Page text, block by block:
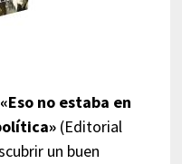
«Eso no estaba en
(Editorial
un buen